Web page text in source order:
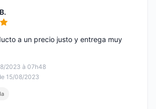
5
2023 à 07h48
15/08/2023
a un precio justo y entrega muy